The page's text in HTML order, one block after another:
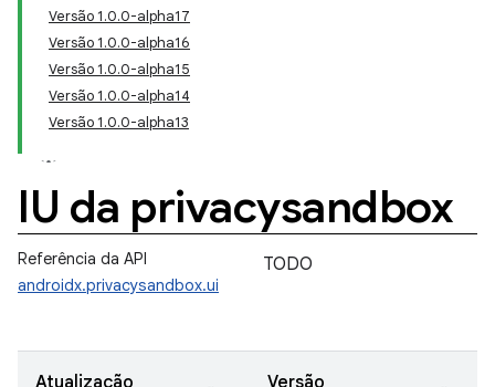
Versão 1.0.0-alpha17
Versão 1.0.0-alpha16
Versão 1.0.0-alpha15
Versão 1.0.0-alpha14
Versão 1.0.0-alpha13
IU da privacysandbox
Referência da API
androidx.privacysandbox.ui
TODO
Atualização
Versão